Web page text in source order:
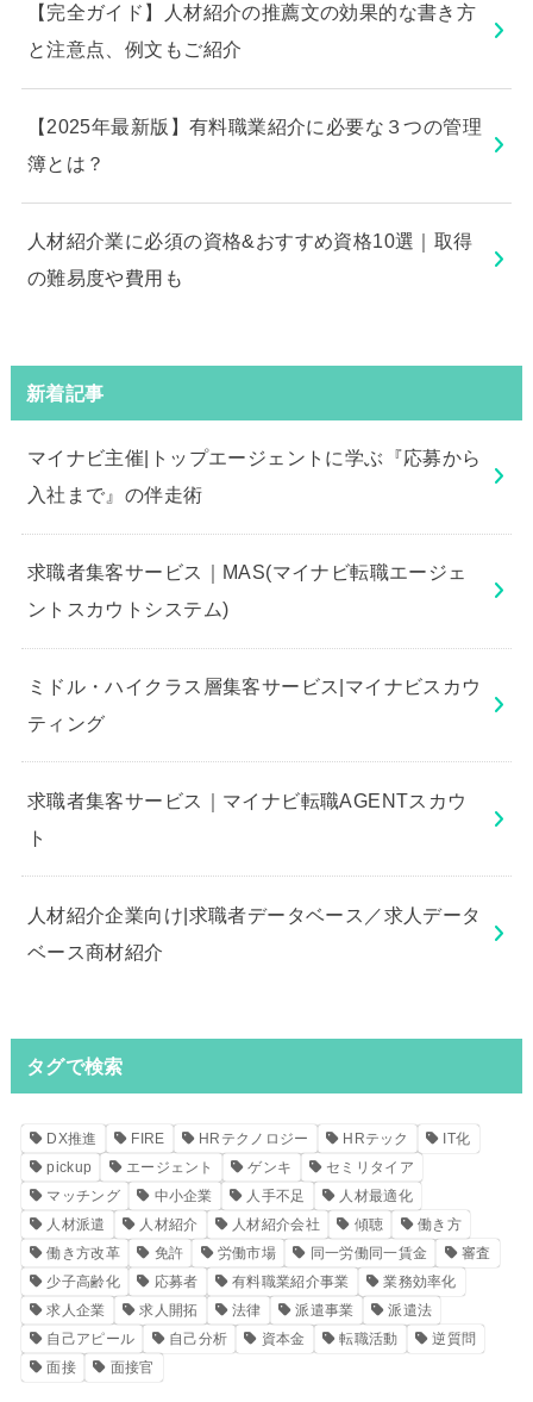
【完全ガイド】人材紹介の推薦文の効果的な書き方
と注意点、例文もご紹介
【2025年最新版】有料職業紹介に必要な３つの管理
簿とは？
人材紹介業に必須の資格&おすすめ資格10選｜取得
の難易度や費用も
新着記事
マイナビ主催|トップエージェントに学ぶ『応募から
入社まで』の伴走術
求職者集客サービス｜MAS(マイナビ転職エージェ
ントスカウトシステム)
ミドル・ハイクラス層集客サービス|マイナビスカウ
ティング
求職者集客サービス｜マイナビ転職AGENTスカウ
ト
人材紹介企業向け|求職者データベース／求人データ
ベース商材紹介
タグで検索
DX推進 FIRE HRテクノロジー HRテック
IT化
pickup
エージェント ゲンキ
セミリタイア
マッチング
中小企業 人手不足
人材最適化
人材派遣
人材紹介 人材紹介会社 傾聴
働き方
働き方改革
免許 労働市場 同一労働同一賃金
審査
少子高齢化
応募者 有料職業紹介事業
業務効率化
求人企業
求人開拓 法律 派遣事業
派遣法
自己アピール
自己分析 資本金 転職活動
逆質問
面接
面接官